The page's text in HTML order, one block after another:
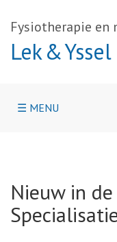
Fysiotherapie en
Lek & Yssel
☰ MENU
Nieuw in